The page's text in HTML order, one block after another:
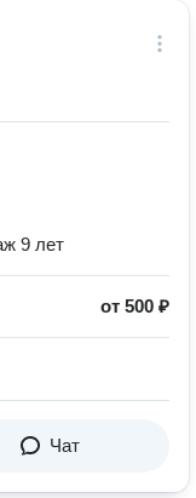
9 лет
от 500 ₽
Чат